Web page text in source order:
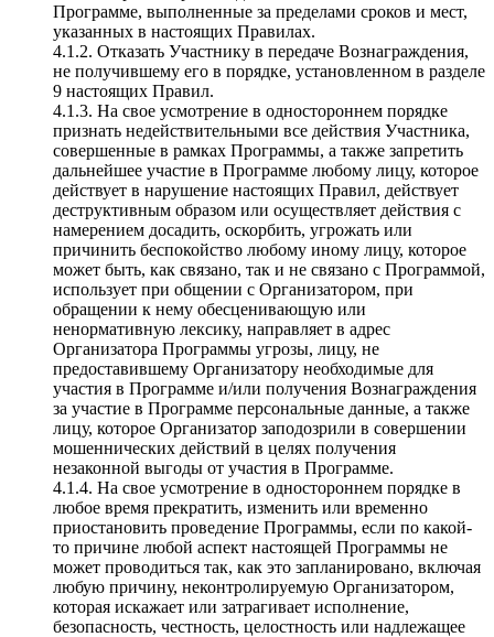
Программе, выполненные за пределами сроков и мест,
указанных в настоящих Правилах.
4.1.2. Отказать Участнику в передаче Вознаграждения,
не получившему его в порядке, установленном в разделе
9 настоящих Правил.
4.1.3. На свое усмотрение в одностороннем порядке
признать недействительными все действия Участника,
совершенные в рамках Программы, а также запретить
дальнейшее участие в Программе любому лицу, которое
действует в нарушение настоящих Правил, действует
деструктивным образом или осуществляет действия с
намерением досадить, оскорбить, угрожать или
причинить беспокойство любому иному лицу, которое
может быть, как связано, так и не связано с Программой,
использует при общении с Организатором, при
обращении к нему обесценивающую или
ненормативную лексику, направляет в адрес
Организатора Программы угрозы, лицу, не
предоставившему Организатору необходимые для
участия в Программе и/или получения Вознаграждения
за участие в Программе персональные данные, а также
лицу, которое Организатор заподозрили в совершении
мошеннических действий в целях получения
незаконной выгоды от участия в Программе.
4.1.4. На свое усмотрение в одностороннем порядке в
любое время прекратить, изменить или временно
приостановить проведение Программы, если по какой-
то причине любой аспект настоящей Программы не
может проводиться так, как это запланировано, включая
любую причину, неконтролируемую Организатором,
которая искажает или затрагивает исполнение,
безопасность, честность, целостность или надлежащее